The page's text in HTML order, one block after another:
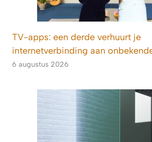
TV-apps: een derde verhuurt je
internetverbinding aan
6 augustus 2026